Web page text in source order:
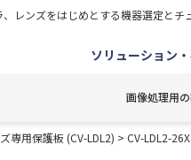
レンズをはじめとする機器選定と
ソリューション
画像処理用
専用保護板 (CV-LDL2) > CV-LDL2-